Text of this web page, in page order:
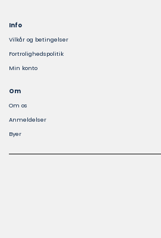
Info
Vilkår og betingelser
Fortrolighedspolitik
Min konto
Om
Om os
Anmeldelser
Byer